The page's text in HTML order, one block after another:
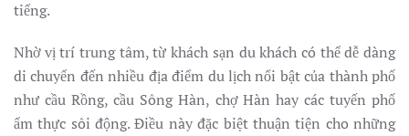
tiếng.
Nhờ vị trí trung tâm, từ khách sạn du khách có thể dễ dàng
di chuyển đến nhiều địa điểm du lịch nổi bật của thành phố
như cầu Rồng, cầu Sông Hàn, chợ Hàn hay các tuyến phố
ẩm thực sôi động. Điều này đặc biệt thuận tiện cho những